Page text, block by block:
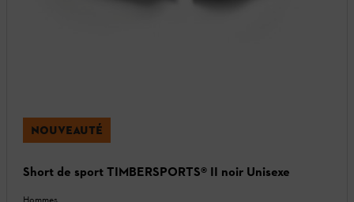
NOUVEAUTÉ
Short de sport TIMBERSPORTS® II noir Unisexe